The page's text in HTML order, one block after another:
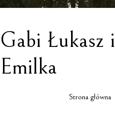
Gabi Łukasz
Emilka
Strona główna/